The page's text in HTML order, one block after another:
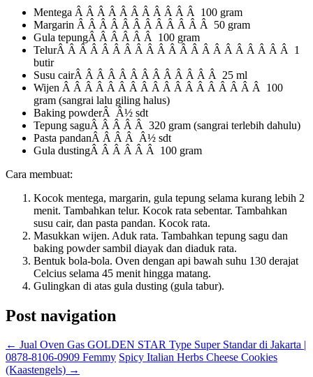
Mentega Â Â Â Â Â Â Â Â Â Â Â 100 gram
Margarin Â Â Â Â Â Â Â Â Â Â Â Â 50 gram
Gula tepungÂ Â Â Â Â Â 100 gram
TelurÂ Â Â Â Â Â Â Â Â Â Â Â Â Â Â Â Â Â Â Â Â 1
butir
Susu cairÂ Â Â Â Â Â Â Â Â Â Â Â Â 25 ml
Wijen Â Â Â Â Â Â Â Â Â Â Â Â Â Â Â Â Â Â 100
gram (sangrai lalu giling halus)
Baking powderÂ Â½ sdt
Tepung saguÂ Â Â Â Â 320 gram (sangrai terlebih dahulu)
Pasta pandanÂ Â Â Â Â½ sdt
Gula dustingÂ Â Â Â Â Â 100 gram
Cara membuat:
Kocok mentega, margarin, gula tepung selama kurang lebih 2
menit. Tambahkan telur. Kocok rata sebentar. Tambahkan
susu cair, dan pasta pandan. Kocok rata.
Masukkan wijen. Aduk rata. Tambahkan tepung sagu dan
baking powder sambil diayak dan diaduk rata.
Bentuk bola-bola. Oven dengan api bawah suhu 130 derajat
Celcius selama 45 menit hingga matang.
Gulingkan di atas gula dusting (gula tabur).
Post navigation
← Jual Oven Gas GOLDEN STAR Type Super Standar di Jakarta |
0878-8106-0909 Femmy Spicy Italian Herbs Cheese Cookies
(Kaastengels) →